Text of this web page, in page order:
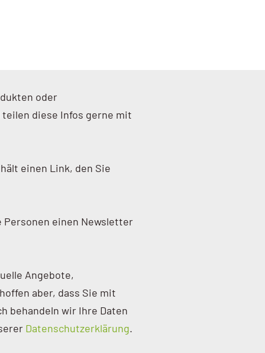
oder
diese Infos gerne mit
einen Link, den Sie
Personen einen Newsletter
Angebote,
aber, dass Sie mit
behandeln wir Ihre Daten
Datenschutzerklärung.